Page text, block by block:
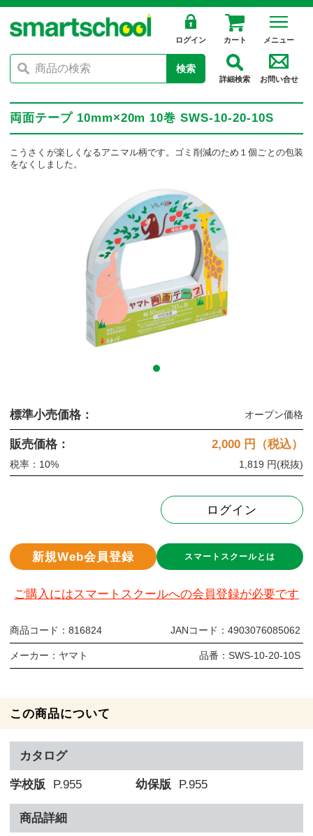
ログイン カート メニュー
検索
詳細検索 お問い合せ
両面テープ 10mm×20m 10巻 SWS-10-20-10S
こうさくが楽しくなるアニマル柄です。ゴミ削減のため１個ごとの包装
をなくしました。
標準小売価格： オープン価格
販売価格： 2,000 円（税込）
税率：10% 1,819 円(税抜)
ログイン
新規Web会員登録 スマートスクールとは
ご購入にはスマートスクールへの会員登録が必要です
商品コード： 816824 JANコード： 4903076085062
メーカー： ヤマト 品番： SWS-10-20-10S
この商品について
カタログ
学校版 P.955 幼保版 P.955
商品詳細